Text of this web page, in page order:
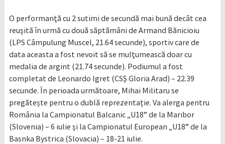
O performanţă cu 2 sutimi de secundă mai bună decât cea
reuşită în urmă cu două săptămâni de Armand Bănicioiu
(LPS Câmpulung Muscel, 21.64 secunde), sportiv care de
data aceasta a fost nevoit să se mulţumească doar cu
medalia de argint (21.74 secunde). Podiumul a fost
completat de Leonardo Igret (CSŞ Gloria Arad) – 22.39
secunde. În perioada următoare, Mihai Militaru se
pregătește pentru o dublă reprezentație. Va alerga pentru
România la Campionatul Balcanic „U18” de la Maribor
(Slovenia) – 6 iulie şi la Campionatul European „U18” de la
Basnka Bystrica (Slovacia) – 18-21 iulie.